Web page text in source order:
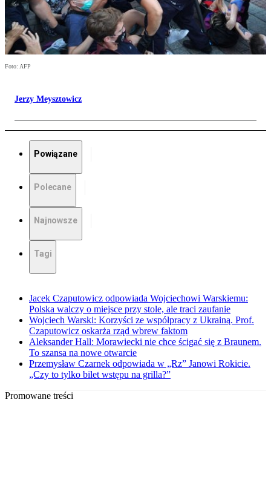
Foto: AFP
Jerzy Meysztowicz
Powiązane
Polecane
Najnowsze
Tagi
Jacek Czaputowicz odpowiada Wojciechowi Warskiemu:
Polska walczy o miejsce przy stole, ale traci zaufanie
Wojciech Warski: Korzyści ze współpracy z Ukrainą. Prof.
Czaputowicz oskarża rząd wbrew faktom
Aleksander Hall: Morawiecki nie chce ścigać się z Braunem.
To szansa na nowe otwarcie
Przemysław Czarnek odpowiada w „Rz” Janowi Rokicie.
„Czy to tylko bilet wstępu na grilla?”
Promowane treści